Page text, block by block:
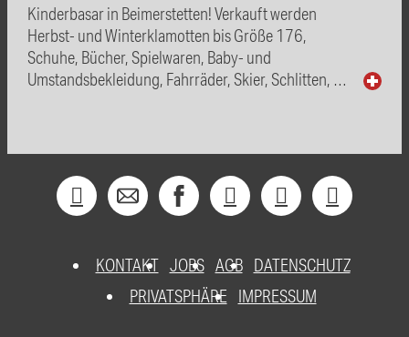
Kinderbasar in Beimerstetten! Verkauft werden
Herbst- und Winterklamotten bis Größe 176,
Schuhe, Bücher, Spielwaren, Baby- und
Umstandsbekleidung, Fahrräder, Skier, Schlitten, …
KONTAKT JOBS AGB DATENSCHUTZ
PRIVATSPHÄRE
IMPRESSUM